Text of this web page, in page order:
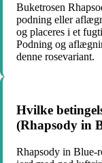
Buketrosen
podning eller
og placeres i et
Podning og
denne rosevariant.
Hvilke
(Rhapsody in
Rhapsody in Blue-